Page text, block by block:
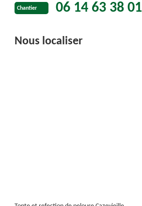
Chantier 06 14 63 38 01
Nous localiser